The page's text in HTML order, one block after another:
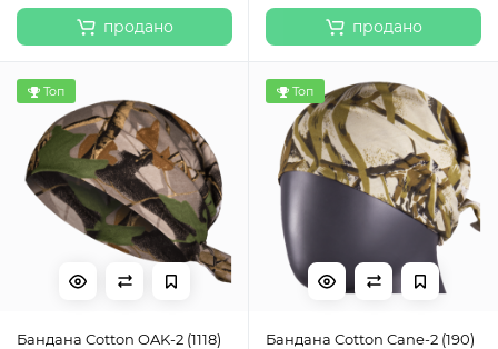
продано продано
Топ
Бандана Cotton OAK-2 (1118)
Топ
Бандана Cotton Cane-2 (190)